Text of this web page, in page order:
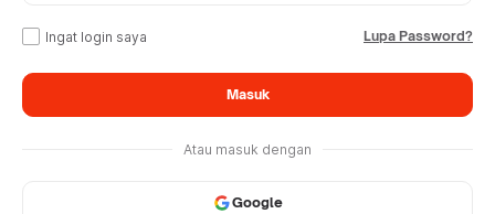
Ingat login saya Lupa Password?
Masuk
Atau masuk dengan
Google